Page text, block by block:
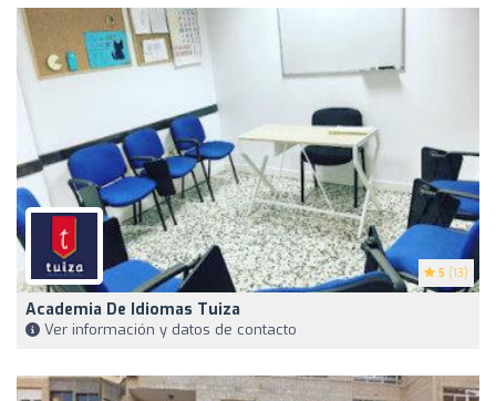
5 (13)
Academia De Idiomas Tuiza
Ver información y datos de contacto